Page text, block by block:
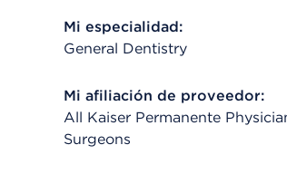
Mi especialidad:
General Dentistry
Mi afiliación de proveedor:
All Kaiser Permanente
Surgeons